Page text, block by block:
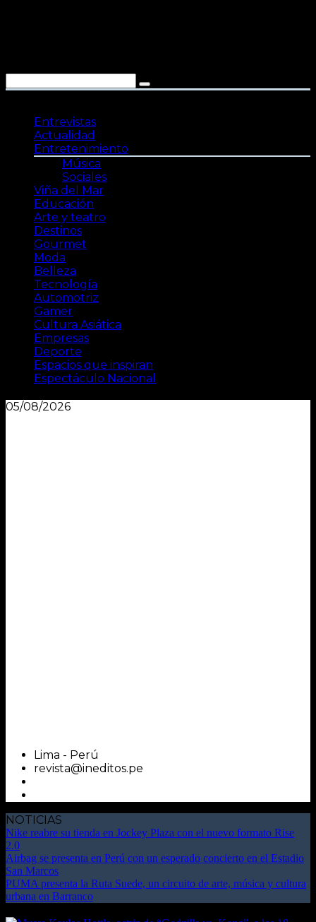
Entrevistas
Actualidad
Entretenimiento
Música
Sociales
Viña del Mar
Educación
Arte y teatro
Destinos
Gourmet
Moda
Belleza
Tecnología
Automotriz
Gamer
Cultura Asiática
Empresas
Deporte
Espacios que inspiran
Espectáculo Nacional
05/08/2026
Lima - Perú
revista@ineditos.pe
NOTICIAS
Nike reabre su tienda en Jockey Plaza con el nuevo formato Rise
2.0
Airbag se presenta en Perú con un esperado concierto en el Estadio
San Marcos
PUMA presenta la Ruta Suede, un circuito de arte, música y cultura
urbana en Barranco